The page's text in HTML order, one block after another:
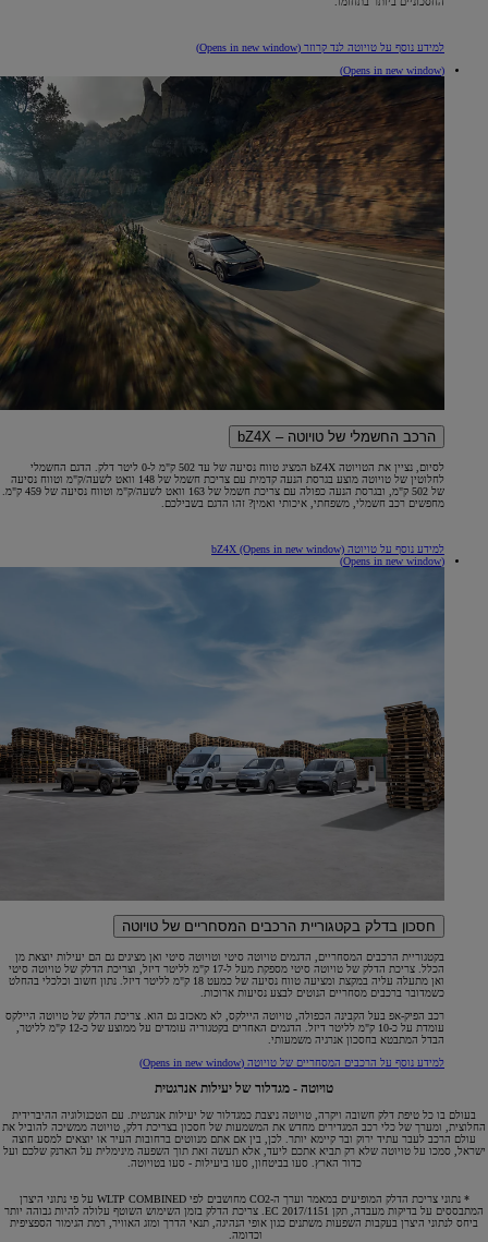
למידע נוסף על טויוטה לנד קרוזר (Opens in new window)
(Opens in new window)
הרכב החשמלי של טויוטה – bZ4X
לסיום, נציין את הטויוטה bZ4X המציג טווח נסיעה של עד 502 ק"מ ל-0 ליטר דלק. הדגם החשמלי
לחלוטין של טויוטה מוצע בגרסת הנעה קדמית עם צריכת חשמל של 148 וואט לשעה/ק"מ וטווח נסיעה
של 502 ק"מ, ובגרסת הנעה כפולה עם צריכת חשמל של 163 וואט לשעה/ק"מ וטווח נסיעה של 459 ק"מ.
מחפשים רכב חשמלי, משפחתי, איכותי ואמין? זהו הדגם בשבילכם.
למידע נוסף על טויוטה bZ4X (Opens in new window)
(Opens in new window)
חסכון בדלק בקטגוריית הרכבים המסחריים של טויוטה
בקטגוריית הרכבים המסחריים, הדגמים טויוטה סיטי וטויוטה סיטי ואן מציגים גם הם יעילות יוצאת מן
הכלל. צריכת הדלק של טויוטה סיטי מספקת מעל ל-17 ק"מ לליטר דיזל, וצריכת הדלק של טויוטה סיטי
ואן מתעלה עליה במקצת ומציעה טווח נסיעה של כמעט 18 ק"מ לליטר דיזל. נתון חשוב וכלכלי בהחלט
כשמדובר ברכבים מסחריים הנוטים לבצע נסיעות ארוכות.
רכב הפיק-אפ בעל הקבינה הכפולה, טויוטה היילקס, לא מאכזב גם הוא. צריכת הדלק של טויוטה היילקס
עומדת על כ-10 ק"מ לליטר דיזל. הדגמים האחרים בקטגוריה עומדים על ממוצע של כ-12 ק"מ לליטר,
הבדל המתבטא בחסכון אנרגיה משמעותי.
למידע נוסף על הרכבים המסחריים של טויוטה (Opens in new window)
טויוטה - מגדלור של יעילות אנרגטית
בעולם בו כל טיפת דלק חשובה ויקרה, טויוטה ניצבת כמגדלור של יעילות אנרגטית. עם הטכנולוגיה ההיברידית
החלוצית, ומערך של כלי רכב המגדירים מחדש את המשמעות של חסכון בצריכת דלק, טויוטה ממשיכה להוביל את
עולם הרכב לעבר עתיד ירוק ובר קיימא יותר. לכן, בין אם אתם מנווטים ברחובות העיר או יוצאים למסע חוצה
ישראל, סמכו על טויוטה שלא רק תביא אתכם ליעד, אלא תעשה זאת תוך השפעה מינימלית על הארנק שלכם ועל
כדור הארץ. סעו בביטחון, סעו ביעילות - סעו בטויוטה.
* נתוני צריכת הדלק המופיעים במאמר וערך ה-CO2 מחושבים לפי WLTP COMBINED על פי נתוני היצרן
המתבססים על בדיקות מעבדה, תקן EC 2017/1151. צריכת הדלק בזמן השימוש השוטף עלולה להיות גבוהה יותר
ביחס לנתוני היצרן בעקבות השפעות משתנים כגון אופי הנהיגה, תנאי הדרך ומזג האוויר, רמת הגימור הספציפית
וכדומה.